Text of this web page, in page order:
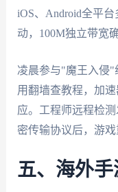
iOS、Android全平
动，100M独立带宽
凌晨参与"魔王入侵"
用翻墙查教程，加
应。工程师远程检
密传输协议后，游
五、海外